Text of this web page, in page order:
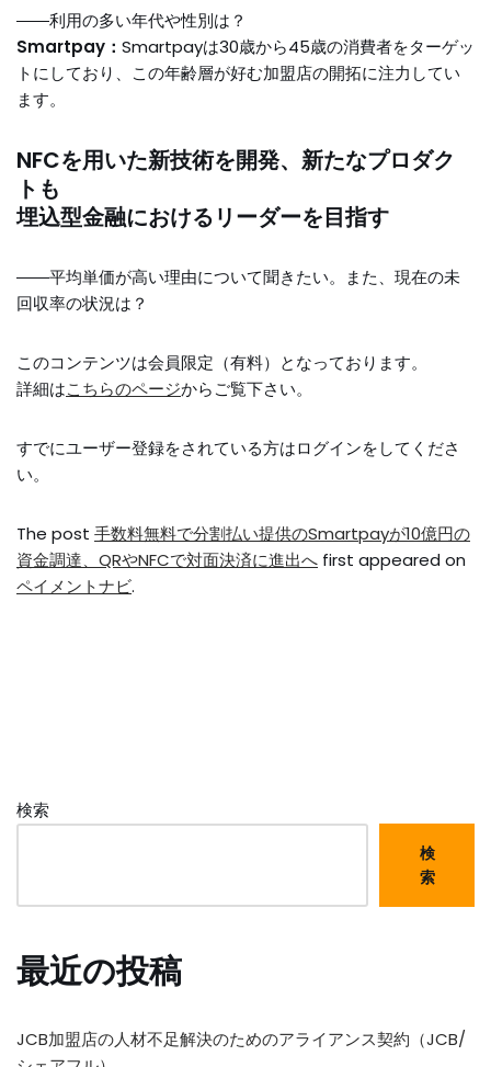
――利用の多い年代や性別は？
Smartpay： Smartpayは30歳から45歳の消費者をターゲッ
トにしており、この年齢層が好む加盟店の開拓に注力してい
ます。
NFCを用いた新技術を開発、新たなプロダク
トも
埋込型金融におけるリーダーを目指す
――平均単価が高い理由について聞きたい。また、現在の未
回収率の状況は？
このコンテンツは会員限定（有料）となっております。
詳細はこちらのページからご覧下さい。
すでにユーザー登録をされている方はログインをしてくださ
い。
The post 手数料無料で分割払い提供のSmartpayが10億円の
資金調達、QRやNFCで対面決済に進出へ first appeared on
ペイメントナビ.
検索
検
索
最近の投稿
JCB加盟店の人材不足解決のためのアライアンス契約（JCB/